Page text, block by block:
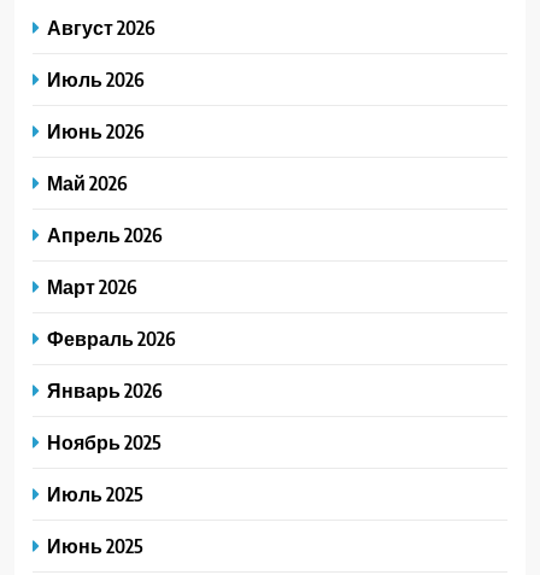
Август 2026
Июль 2026
Июнь 2026
Май 2026
Апрель 2026
Март 2026
Февраль 2026
Январь 2026
Ноябрь 2025
Июль 2025
Июнь 2025